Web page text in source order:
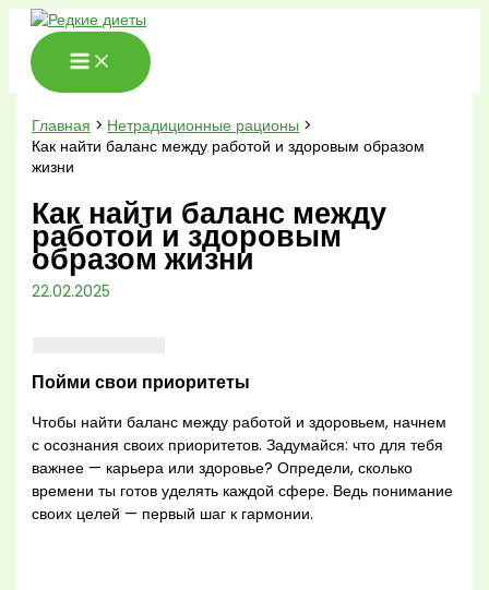
Перейти
содержимому
Главная
Нетрадиционные рационы
Как найти баланс между работой и здоровым образом
жизни
Как найти баланс между
работой и здоровым
образом жизни
22.02.2025
Пойми свои приоритеты
Чтобы найти баланс между работой и здоровьем, начнем
с осознания своих приоритетов. Задумайся: что для тебя
важнее — карьера или здоровье? Определи, сколько
времени ты готов уделять каждой сфере. Ведь понимание
своих целей — первый шаг к гармонии.